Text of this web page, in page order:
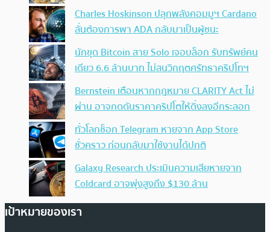
Charles Hoskinson ปลุกพลังคอมมูฯ Cardano
ลั่นต้องการพา ADA กลับมาเป็นผู้ชนะ
นักขุด Bitcoin สาย Solo เจอบล็อก รับทรัพย์คน
เดียว 6.6 ล้านบาท ไม่สนวิกฤตศรัทธาคริปโทฯ
Bernstein เตือนหากกฎหมาย CLARITY Act ไม่
ผ่าน อาจกดดันราคาคริปโตให้ดิ่งลงอีกระลอก
ทั่วโลกช็อก Telegram หายจาก App Store
ชั่วคราว ก่อนกลับมาใช้งานได้ปกติ
Galaxy Research ประเมินความเสียหายจาก
Coldcard อาจพุ่งสูงถึง $130 ล้าน
เป้าหมายของเรา